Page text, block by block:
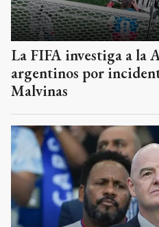
La FIFA investiga a la
argentinos por
Malvinas